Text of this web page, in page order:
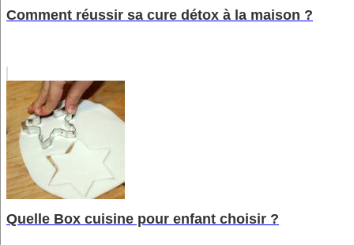
Comment réussir sa cure détox à la maison ?
Quelle Box cuisine pour enfant choisir ?